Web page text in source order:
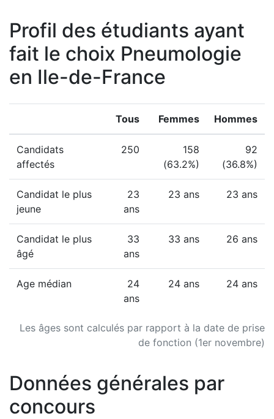
Profil des étudiants ayant
fait le choix Pneumologie
en Ile-de-France
Les âges sont calculés par rapport à la date de prise
de fonction (1er novembre)
Tous Femmes Hommes
Candidats
affectés
250
158
(63.2%)
92
(36.8%)
Candidat le plus
jeune
23
ans
23 ans 23 ans
Candidat le plus
âgé
33
ans
33 ans 26 ans
Age médian
24
ans
24 ans 24 ans
Données générales par
concours